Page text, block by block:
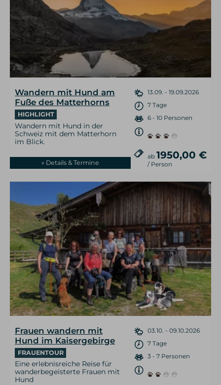
Wandern mit Hund am
Fuße des Matterhorns
HIGHLIGHT
Wandern mit Hund in der
Schweiz mit dem Matterhorn
im Blick.
» Details & Termine
13.09. - 19.09.2026
7 Tage
6 - 10 Personen
ab 1950,00 €
/ Person
Frauen wandern mit
Hund im Kaisergebirge
FRAUENTOUR
Eine erlebnisreiche Reise für
wanderbegeisterte Frauen mit
Hund
03.10. - 09.10.2026
7 Tage
3 - 7 Personen